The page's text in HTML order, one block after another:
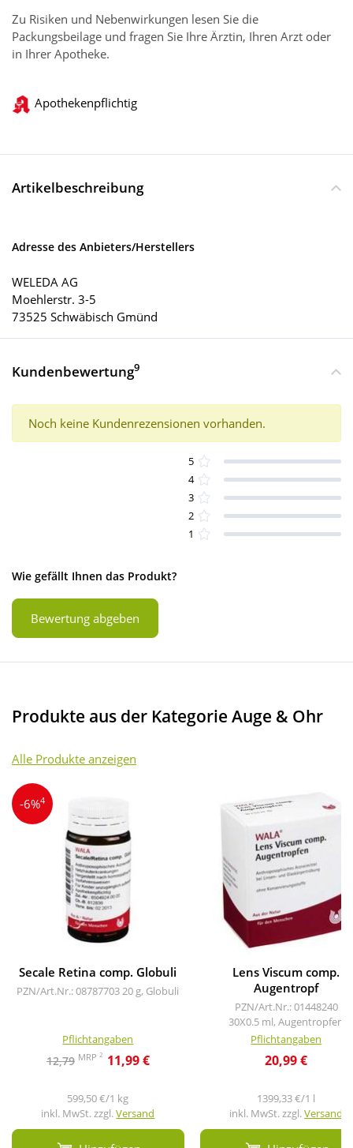
Zu Risiken und Nebenwirkungen lesen Sie die
Packungsbeilage und fragen Sie Ihre Ärztin, Ihren Arzt oder
in Ihrer Apotheke.
Apothekenpflichtig
Artikelbeschreibung
Adresse des Anbieters/Herstellers
WELEDA AG
Moehlerstr. 3-5
73525 Schwäbisch Gmünd
Kundenbewertung9
Noch keine Kundenrezensionen vorhanden.
5
4
3
2
1
Wie gefällt Ihnen das Produkt?
Bewertung abgeben
Produkte aus der Kategorie Auge & Ohr
Alle Produkte anzeigen
-6%4
Secale Retina comp. Globuli
PZN/Art.Nr.: 08787703 20 g, Globuli
Pflichtangaben
12,79 MRP 2 11,99 €
599,50 €/1 kg
inkl. MwSt. zzgl.Versand
Lens Viscum comp.
Augentropf
PZN/Art.Nr.: 01448240
30X0.5 ml, Augentropfen
Pflichtangaben
20,99 €
1399,33 €/1 l
inkl. MwSt. zzgl.Versand